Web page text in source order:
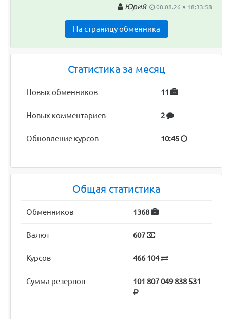
Юрий 08.08.26 в 18:33:58
На страницу обменника
Статистика за месяц
Новых обменников 11
Новых комментариев 2
Обновление курсов 10:45
Общая статистика
Обменников 1368
Валют 607
Курсов 466 104
Сумма резервов 101 807 049 838 531